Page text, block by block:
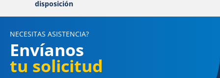
disposición
NECESITAS ASISTENCIA?
Envíanos
tu solicitud